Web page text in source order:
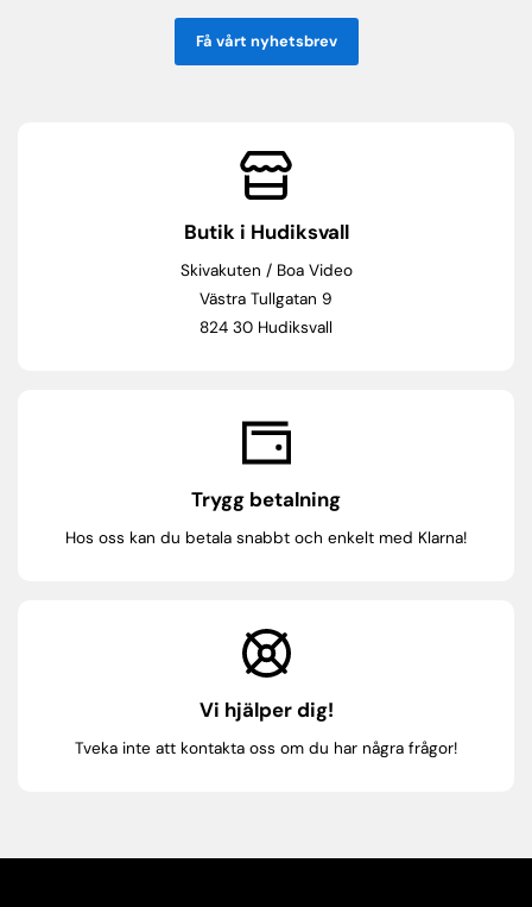
Få vårt nyhetsbrev
Butik i Hudiksvall
Skivakuten / Boa Video
Västra Tullgatan 9
824 30 Hudiksvall
Trygg betalning
Hos oss kan du betala snabbt och enkelt med Klarna!
Vi hjälper dig!
Tveka inte att kontakta oss om du har några frågor!